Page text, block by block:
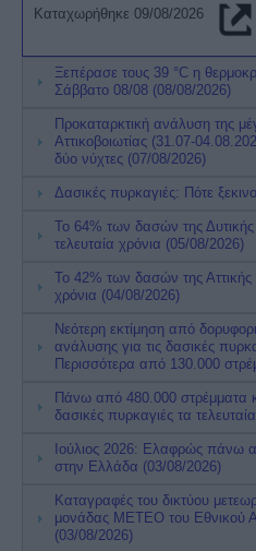
Kαταχωρήθηκε 09/08/2026
Ξεπέρασε τους 39 °C η
Σάββατο 08/08 (08/08/2026)
Προκαταρκτική ανάλυση της
Αττικοβοιωτίας (31.07-
δύο νύχτες (07/08/2026)
Δασικές πυρκαγιές: Πότε
Το 64% των δασών της
τελευταία χρόνια (05/08/2026)
Το 42% των δασών της
χρόνια (04/08/2026)
Νεότερη εκτίμηση από
ανάλυσης για τις δασικές
Περισσότερα από 130.000
Πάνω από 480.000 στρέμματα
δασικές πυρκαγιές τα
Ιούλιος 2026: Ελαφρώς πάνω
στην Ελλάδα (03/08/2026)
Καταγραφές του δικτύου
μονάδας ΜΕΤΕΟ του Εθνικού
(03/08/2026)